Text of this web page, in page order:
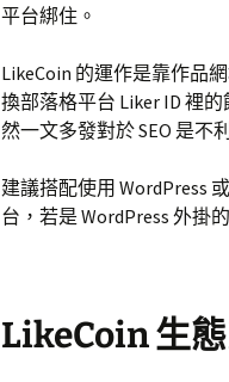
平台綁住。
LikeCoin 的運作是靠作品
換部落格平台 Liker ID 裡
然一文多發對於 SEO 是不
建議搭配使用 WordPress
台，若是 WordPress 外掛
LikeCoin 生